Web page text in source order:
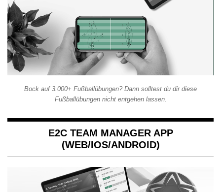
Bock auf 3.000+ Fußballübungen? Dann solltest du dir diese
Fußballübungen nicht entgehen lassen.
E2C TEAM MANAGER APP
(WEB/IOS/ANDROID)